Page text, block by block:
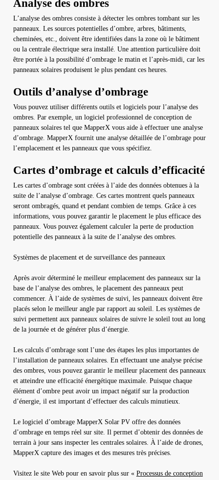
Analyse des ombres
L’analyse des ombres consiste à détecter les ombres tombant sur les
panneaux. Les sources potentielles d’ombre, arbres, bâtiments,
cheminées, etc., doivent être identifiées dans la zone où le bâtiment
ou la centrale électrique sera installé. Une attention particulière doit
être portée à la possibilité d’ombrage le matin et l’après-midi, car les
panneaux solaires produisent le plus pendant ces heures.
Outils d’analyse d’ombrage
Vous pouvez utiliser différents outils et logiciels pour l’analyse des
ombres. Par exemple, un logiciel professionnel de conception de
panneaux solaires tel que MapperX vous aide à effectuer une analyse
d’ombrage. MapperX fournit une analyse détaillée de l’ombrage pour
l’emplacement et les panneaux que vous spécifiez.
Cartes d’ombrage et calculs d’efficacité
Les cartes d’ombrage sont créées à l’aide des données obtenues à la
suite de l’analyse d’ombrage. Ces cartes montrent quels panneaux
seront ombragés, quand et pendant combien de temps. Grâce à ces
informations, vous pouvez garantir le placement le plus efficace des
panneaux. Vous pouvez également calculer la perte de production
potentielle des panneaux à la suite de l’analyse des ombres.
Systèmes de placement et de surveillance des panneaux
Après avoir déterminé le meilleur emplacement des panneaux sur la
base de l’analyse des ombres, le placement des panneaux peut
commencer. À l’aide de systèmes de suivi, les panneaux doivent être
placés selon le meilleur angle par rapport au soleil. Les systèmes de
suivi permettent aux panneaux solaires de suivre le soleil tout au long
de la journée et de générer plus d’énergie.
Les calculs d’ombrage sont l’une des étapes les plus importantes de
l’installation de panneaux solaires. En effectuant une analyse précise
des ombres, vous pouvez garantir le meilleur placement des panneaux
et atteindre une efficacité énergétique maximale. Puisque chaque
élément d’ombre peut avoir un impact négatif sur la production
d’énergie, il est important d’effectuer des calculs minutieux.
Le logiciel d’ombrage MapperX Solar PV offre des données
d’ombrage en temps réel sur site. Il permet d’obtenir des données de
terrain à jour sans inspecter les centrales solaires. À l’aide de drones,
MapperX capture des images et des mesures très précises.
Visitez le site Web pour en savoir plus sur « Processus de conception